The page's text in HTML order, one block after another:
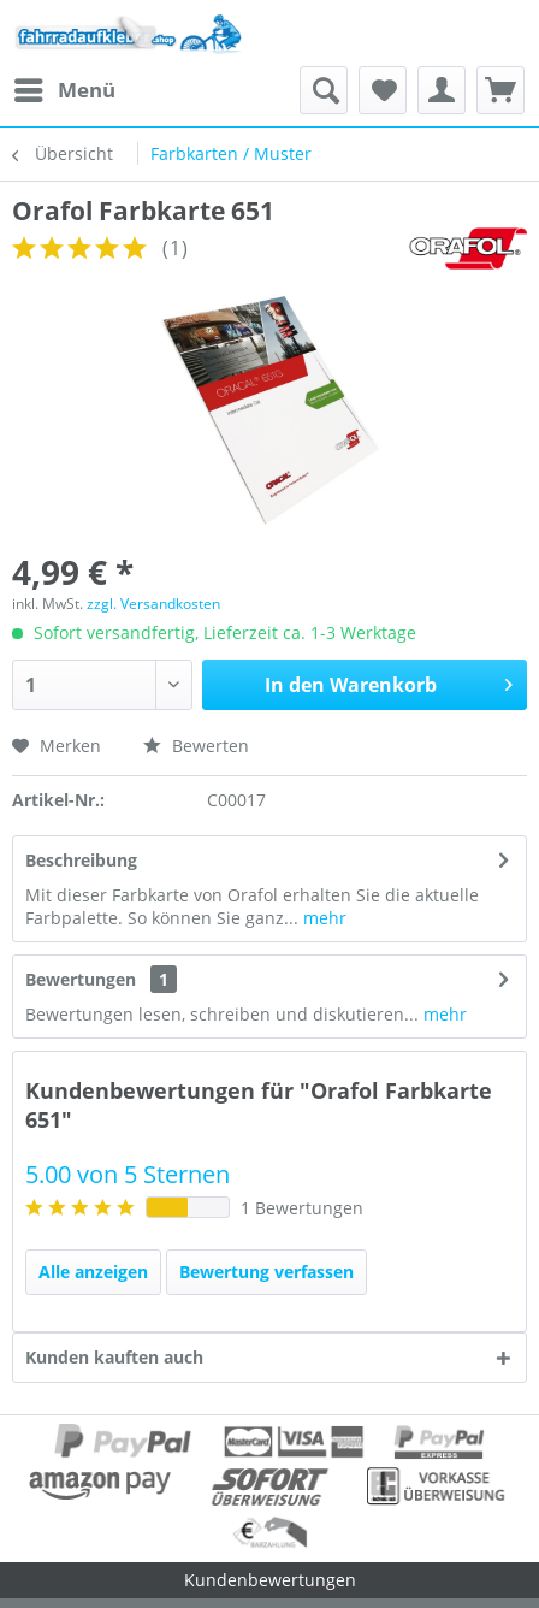
Menü
Übersicht Farbkarten / Muster
Orafol Farbkarte 651
(1)
4,99 € *
inkl. MwSt.zzgl. Versandkosten
Sofort versandfertig, Lieferzeit ca. 1-3 Werktage
In den Warenkorb
Merken Bewerten
Artikel-Nr.: C00017
Beschreibung
Mit dieser Farbkarte von Orafol erhalten Sie die aktuelle
Farbpalette. So können Sie ganz... mehr
Bewertungen
1
Bewertungen lesen, schreiben und diskutieren... mehr
Kundenbewertungen für "Orafol Farbkarte
651"
5.00 von 5 Sternen
1 Bewertungen
Alle anzeigen Bewertung verfassen
Kunden kauften auch
Kundenbewertungen